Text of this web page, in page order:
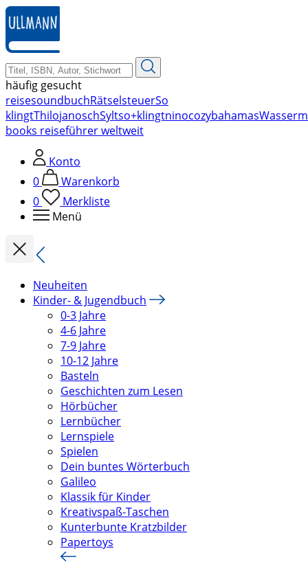
zum
Hauptinhalt
springen
häufig gesucht
reisesoundbuchRätselsteuerSo
klingtThilojanoschSyltso+klingtninocozybahamas
books reiseführer weltweit
Konto
0
Warenkorb
0
Merkliste
Menü
Neuheiten
Kinder- & Jugendbuch
0-3 Jahre
4-6 Jahre
7-9 Jahre
10-12 Jahre
Basteln
Geschichten zum Lesen
Hörbücher
Lernbücher
Lernspiele
Spielen
Dein buntes Wörterbuch
Galileo
Klassik für Kinder
Kreativspaß-Taschen
Kunterbunte Kratzbilder
Papertoys